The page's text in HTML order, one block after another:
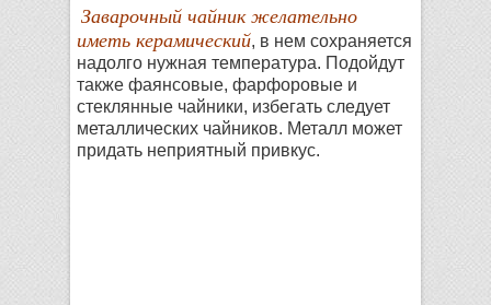
Заварочный чайник желательно
иметь керамический, в нем сохраняется
надолго нужная температура. Подойдут
также фаянсовые, фарфоровые и
стеклянные чайники, избегать следует
металлических чайников. Металл может
придать неприятный привкус.